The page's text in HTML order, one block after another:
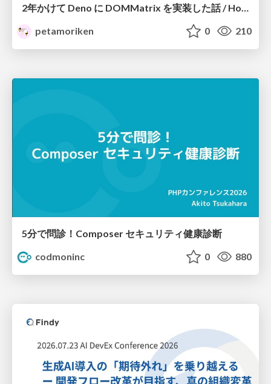
2年かけて Deno に DOMMatrix を実装した話 / How I implemented DOMMatrix in Deno over two years
petamoriken
0 210
5分で問診！Composer セキュリティ健康診断
codmoninc
0 880